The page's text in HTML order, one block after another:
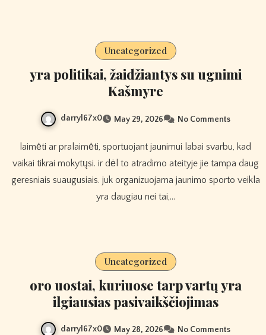
Uncategorized
yra politikai, žaidžiantys su ugnimi
Kašmyre
darryl67x0 May 29, 2026 No Comments
vaikai tikrai mokytųsi. ir dėl to atradimo ateityje jie tampa daug
geresniais suaugusiais. juk organizuojama jaunimo sporto veikla
yra daugiau nei tai,…
Uncategorized
oro uostai, kuriuose tarp vartų yra
ilgiausias pasivaikščiojimas
darryl67x0 May 28, 2026 No Comments